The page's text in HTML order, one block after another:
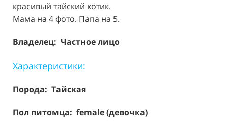
красивый тайский котик.
Мама на 4 фото. Папа на 5.
Владелец: Частное лицо
Характеристики:
Порода: Тайская
Пол питомца: female (девочка)